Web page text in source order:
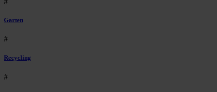
Garten
#
Recycling
#